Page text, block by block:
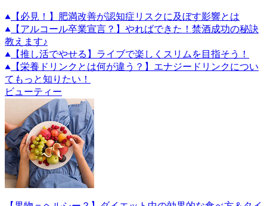
【必見！】肥満改善が認知症リスクに及ぼす影響とは
【アルコール卒業宣言？】やればできた！禁酒成功の秘訣
教えます♪
【推し活でやせる】ライブで楽しくスリムを目指そう！
【栄養ドリンクとは何が違う？】エナジードリンクについ
てもっと知りたい！
ビューティー